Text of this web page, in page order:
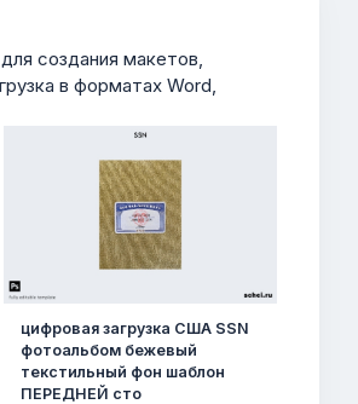
создания макетов,
в форматах Word,
цифровая загрузка США SSN
фотоальбом бежевый
текстильный фон шаблон
ПЕРЕДНЕЙ сто